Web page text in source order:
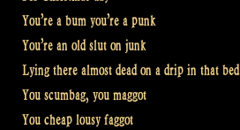
You’re a bum you’re a punk
You’re an old slut on junk
Lying there almost dead on a drip in that bed
You scumbag, you maggot
You cheap lousy faggot